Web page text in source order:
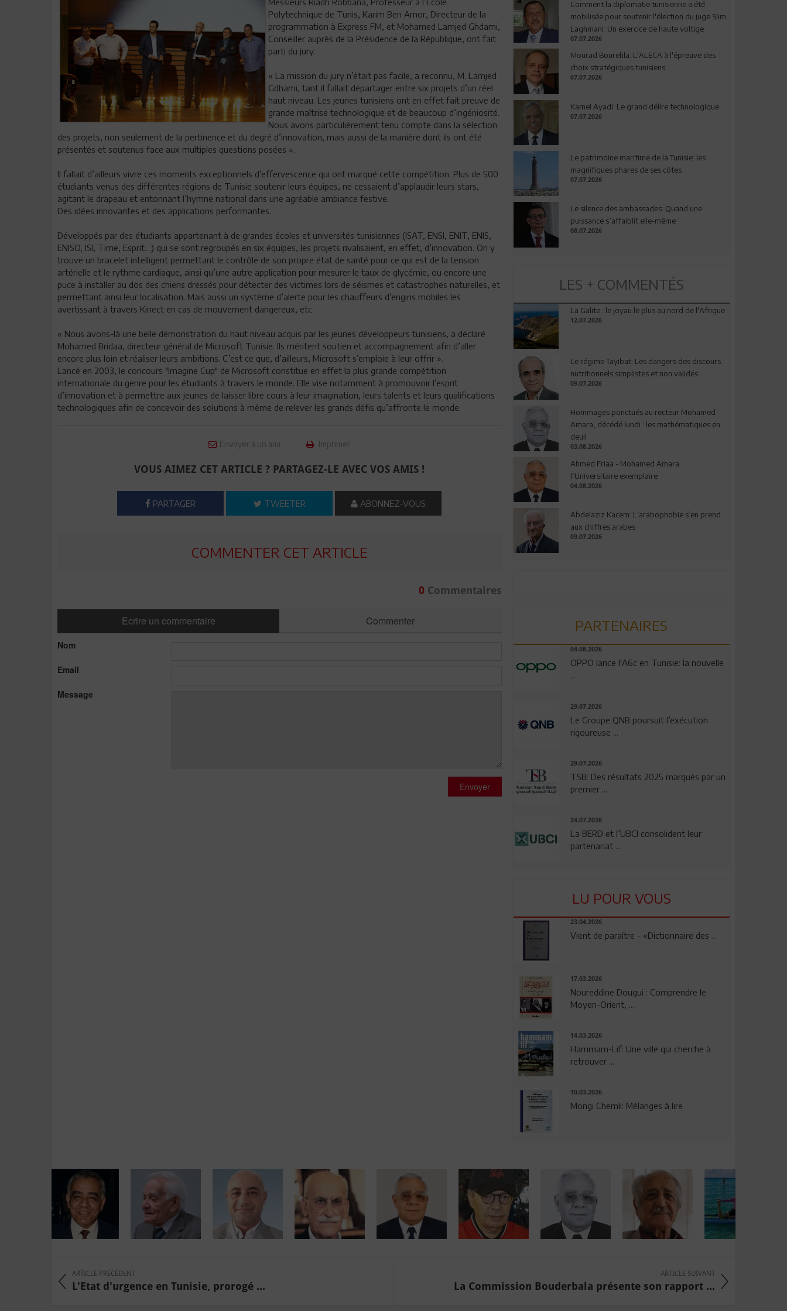
Polytechnique de Tunis, Karim Ben Amor, Directeur de la
programmation à Express FM, et Mohamed Lamjed Ghdami,
Conseiller auprès de la Présidence de la République, ont fait
parti du jury.
« La mission du jury n’était pas facile, a reconnu, M. Lamjed
Gdhami, tant il fallait départager entre six projets d’un réel
haut niveau. Les jeunes tunisiens ont en effet fait preuve de
grande maîtrise technologique et de beaucoup d’ingéniosité.
Nous avons particulièrement tenu compte dans la sélection
des projets, non seulement de la pertinence et du degré d’innovation, mais aussi de la manière dont ils ont été
présentés et soutenus face aux multiples questions posées ».
Il fallait d’ailleurs vivre ces moments exceptionnels d’effervescence qui ont marqué cette compétition. Plus de 500
étudiants venus des différentes régions de Tunisie soutenir leurs équipes, ne cessaient d’applaudir leurs stars,
agitant le drapeau et entonnant l’hymne national dans une agréable ambiance festive.
Des idées innovantes et des applications performantes.
Développés par des étudiants appartenant à de grandes écoles et universités tunisiennes (ISAT, ENSI, ENIT, ENIS,
ENISO, ISI, Time, Esprit…) qui se sont regroupés en six équipes, les projets rivalisaient, en effet, d’innovation. On y
trouve un bracelet intelligent permettant le contrôle de son propre état de santé pour ce qui est de la tension
artérielle et le rythme cardiaque, ainsi qu’une autre application pour mesurer le taux de glycémie, ou encore une
puce à installer au dos des chiens dressés pour détecter des victimes lors de séismes et catastrophes naturelles, et
permettant ainsi leur localisation. Mais aussi un système d’alerte pour les chauffeurs d’engins mobiles les
avertissant à travers Kinect en cas de mouvement dangereux, etc.
« Nous avons-là une belle démonstration du haut niveau acquis par les jeunes développeurs tunisiens, a déclaré
Mohamed Bridaa, directeur général de Microsoft Tunisie. Ils méritent soutien et accompagnement afin d’aller
encore plus loin et réaliser leurs ambitions. C’est ce que, d’ailleurs, Microsoft s’emploie à leur offrir ».
Lancé en 2003, le concours "Imagine Cup" de Microsoft constitue en effet la plus grande compétition
internationale du genre pour les étudiants à travers le monde. Elle vise notamment à promouvoir l’esprit
d’innovation et à permettre aux jeunes de laisser libre cours à leur imagination, leurs talents et leurs qualifications
technologiques afin de concevoir des solutions à même de relever les grands défis qu’affronte le monde.
Envoyer à un ami Imprimer
VOUS AIMEZ CET ARTICLE ? PARTAGEZ-LE AVEC VOS AMIS !
PARTAGER TWEETER ABONNEZ-VOUS
COMMENTER CET ARTICLE
0Commentaires
Ecrire un commentaire Commenter
Nom
Email
Message
Envoyer
Comment la diplomatie tunisienne a été
mobilisée pour soutenir l'élection du juge Slim
Laghmani: Un exercice de haute voltige
07.07.2026
Mourad Bourehla: L'ALECA à l'épreuve des
choix stratégiques tunisiens
07.07.2026
Kamel Ayadi: Le grand délire technologique
07.07.2026
Le patrimoine maritime de la Tunisie: les
magnifiques phares de ses côtes
07.07.2026
Le silence des ambassades: Quand une
puissance s’affaiblit elle-même
08.07.2026
LES + COMMENTÉS
La Galite : le joyau le plus au nord de l'Afrique
12.07.2026
Le régime Tayibat: Les dangers des discours
nutritionnels simplistes et non validés
09.07.2026
Hommages ponctués au recteur Mohamed
Amara, décédé lundi : les mathématiques en
deuil
03.08.2026
Ahmed Friaa - Mohamed Amara:
l’Universitaire exemplaire
04.08.2026
Abdelaziz Kacem: L’arabophobie s’en prend
aux chiffres arabes
09.07.2026
PARTENAIRES
04.08.2026
OPPO lance l'A6c en Tunisie: la nouvelle
...
29.07.2026
Le Groupe QNB poursuit l’exécution
rigoureuse ...
29.07.2026
TSB: Des résultats 2025 marqués par un
premier ...
24.07.2026
La BERD et l’UBCI consolident leur
partenariat ...
LU POUR VOUS
23.04.2026
Vient de paraître - «Dictionnaire des ...
17.03.2026
Noureddine Dougui : Comprendre le
Moyen-Orient, ...
14.03.2026
Hammam-Lif: Une ville qui cherche à
retrouver ...
10.03.2026
Mongi Chemli: Mélanges à lire
ARTICLE PRÉCÉDENT
L'Etat d'urgence en Tunisie, prorogé ...
ARTICLE SUIVANT
La Commission Bouderbala présente son rapport ...